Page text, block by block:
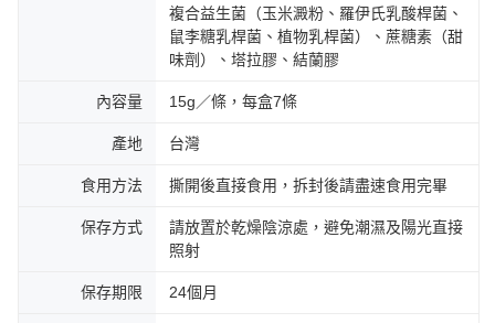
複合益生菌（玉米澱粉、羅伊氏乳酸桿菌、
鼠李糖乳桿菌、植物乳桿菌）、蔗糖素（甜
味劑）、塔拉膠、結蘭膠
內容量 15g／條，每盒7條
產地 台灣
食用方法 撕開後直接食用，拆封後請盡速食用完畢
保存方式
請放置於乾燥陰涼處，避免潮濕及陽光直接
照射
保存期限 24個月